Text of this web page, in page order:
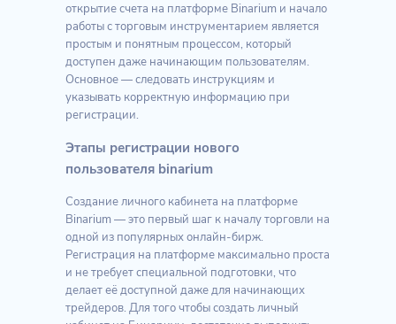
открытие счета на платформе Binarium и начало
работы с торговым инструментарием является
простым и понятным процессом, который
доступен даже начинающим пользователям.
Основное — следовать инструкциям и
указывать корректную информацию при
регистрации.
Этапы регистрации нового
пользователя binarium
Создание личного кабинета на платформе
Binarium — это первый шаг к началу торговли на
одной из популярных онлайн-бирж.
Регистрация на платформе максимально проста
и не требует специальной подготовки, что
делает её доступной даже для начинающих
трейдеров. Для того чтобы создать личный